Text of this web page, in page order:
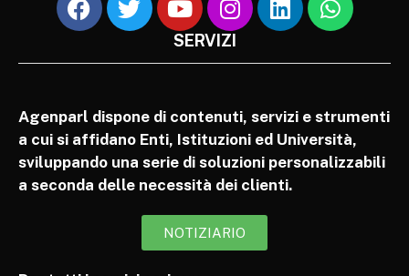
SERVIZI
Agenparl dispone di contenuti, servizi e strumenti
a cui si affidano Enti, Istituzioni ed Università,
sviluppando una serie di soluzioni personalizzabili
a seconda delle necessità dei clienti.
NOTIZIARIO